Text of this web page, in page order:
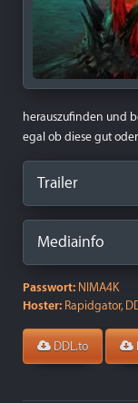
herauszufinden und
egal ob diese gut
Trailer
Mediainfo
Passwort: NIMA4K
Hoster: Rapidgator,
DDL.to